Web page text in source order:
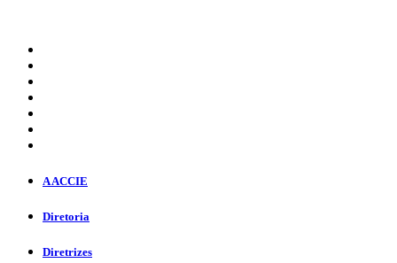
A ACCIE
Diretoria
Diretrizes